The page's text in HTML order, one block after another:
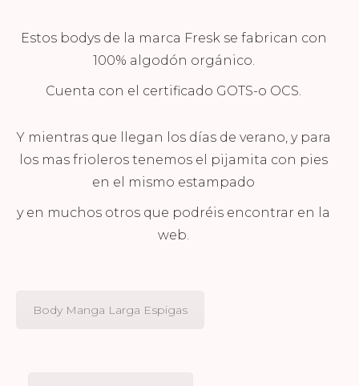
Estos bodys de la marca Fresk se fabrican con
100% algodón orgánico.
Cuenta con el certificado GOTS-o OCS.
Y mientras que llegan los días de verano, y para
los mas frioleros tenemos el pijamita con pies
en el mismo estampado
y en muchos otros que podréis encontrar en la
web.
Body Manga Larga Espigas